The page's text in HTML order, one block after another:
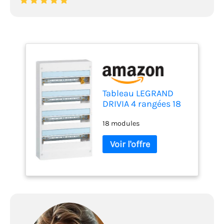
Tableau LEGRAND
DRIVIA 4 rangées 18
Blanc RAL9003
18 modules